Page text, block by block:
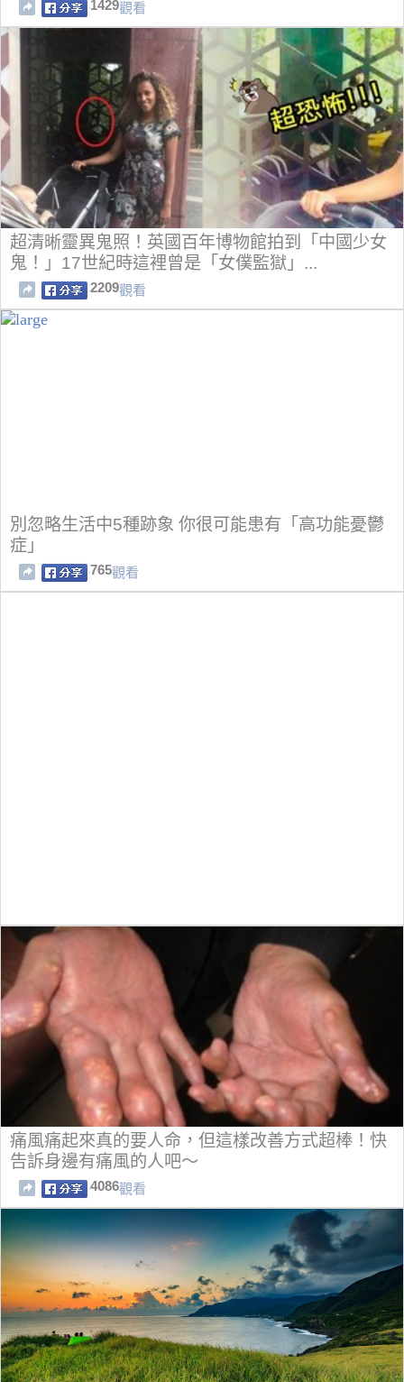
1429觀看
超清晰靈異鬼照！英國百年博物館拍到「中國少女
鬼！」17世紀時這裡曾是「女僕監獄」...
2209觀看
別忽略生活中5種跡象 你很可能患有「高功能憂鬱
症」
765觀看
痛風痛起來真的要人命，但這樣改善方式超棒！快
告訴身邊有痛風的人吧～
4086觀看